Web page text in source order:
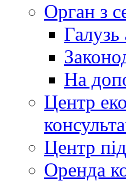
Орган з
Галузь
На
Центр
Центр
Оренда